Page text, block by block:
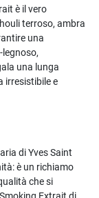
è il vero
terroso, ambra
una
legnoso,
una lunga
irresistibile e
di Yves Saint
è un richiamo
che si
Extrait di